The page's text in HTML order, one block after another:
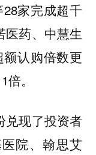
家完成超千
医药、中慧生
认购倍数更
。
兑现了投资者
院、翰思艾